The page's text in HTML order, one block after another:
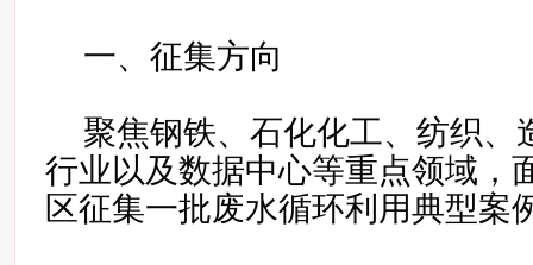
一、征集方向
聚焦钢铁、石化化工、纺织、
行业以及数据中心等重点领域，
区征集一批废水循环利用典型案